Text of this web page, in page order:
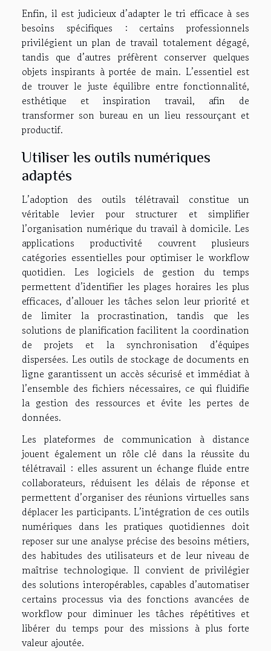
Enfin, il est judicieux d’adapter le tri efficace à ses
besoins spécifiques : certains professionnels
privilégient un plan de travail totalement dégagé,
tandis que d’autres préfèrent conserver quelques
objets inspirants à portée de main. L’essentiel est
de trouver le juste équilibre entre fonctionnalité,
esthétique et inspiration travail, afin de
transformer son bureau en un lieu ressourçant et
productif.
Utiliser les outils numériques
adaptés
L’adoption des outils télétravail constitue un
véritable levier pour structurer et simplifier
l’organisation numérique du travail à domicile. Les
applications productivité couvrent plusieurs
catégories essentielles pour optimiser le workflow
quotidien. Les logiciels de gestion du temps
permettent d’identifier les plages horaires les plus
efficaces, d’allouer les tâches selon leur priorité et
de limiter la procrastination, tandis que les
solutions de planification facilitent la coordination
de projets et la synchronisation d’équipes
dispersées. Les outils de stockage de documents en
ligne garantissent un accès sécurisé et immédiat à
l’ensemble des fichiers nécessaires, ce qui fluidifie
la gestion des ressources et évite les pertes de
données.
Les plateformes de communication à distance
jouent également un rôle clé dans la réussite du
télétravail : elles assurent un échange fluide entre
collaborateurs, réduisent les délais de réponse et
permettent d’organiser des réunions virtuelles sans
déplacer les participants. L’intégration de ces outils
numériques dans les pratiques quotidiennes doit
reposer sur une analyse précise des besoins métiers,
des habitudes des utilisateurs et de leur niveau de
maîtrise technologique. Il convient de privilégier
des solutions interopérables, capables d’automatiser
certains processus via des fonctions avancées de
workflow pour diminuer les tâches répétitives et
libérer du temps pour des missions à plus forte
valeur ajoutée.